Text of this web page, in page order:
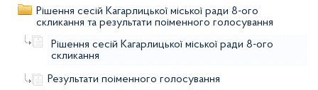
Рішення сесій Кагарлицької міської ради 8-ого
скликання та результати поіменного голосування
Рішення сесій Кагарлицької міської ради 8-ого
скликання
Результати поіменного голосування